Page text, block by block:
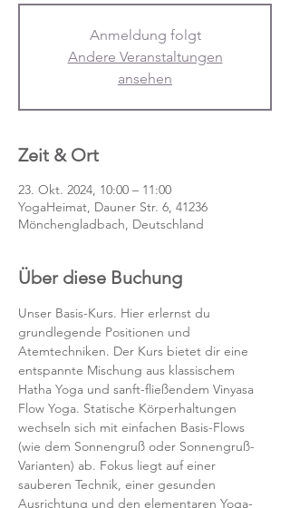
Anmeldung folgt
Andere Veranstaltungen
ansehen
Zeit & Ort
23. Okt. 2024, 10:00 – 11:00
YogaHeimat, Dauner Str. 6, 41236
Mönchengladbach, Deutschland
Über diese Buchung
Unser Basis-Kurs. Hier erlernst du
grundlegende Positionen und
Atemtechniken. Der Kurs bietet dir eine
entspannte Mischung aus klassischem
Hatha Yoga und sanft-fließendem Vinyasa
Flow Yoga. Statische Körperhaltungen
wechseln sich mit einfachen Basis-Flows
(wie dem Sonnengruß oder Sonnengruß-
Varianten) ab. Fokus liegt auf einer
sauberen Technik, einer gesunden
Ausrichtung und den elementaren Yoga-